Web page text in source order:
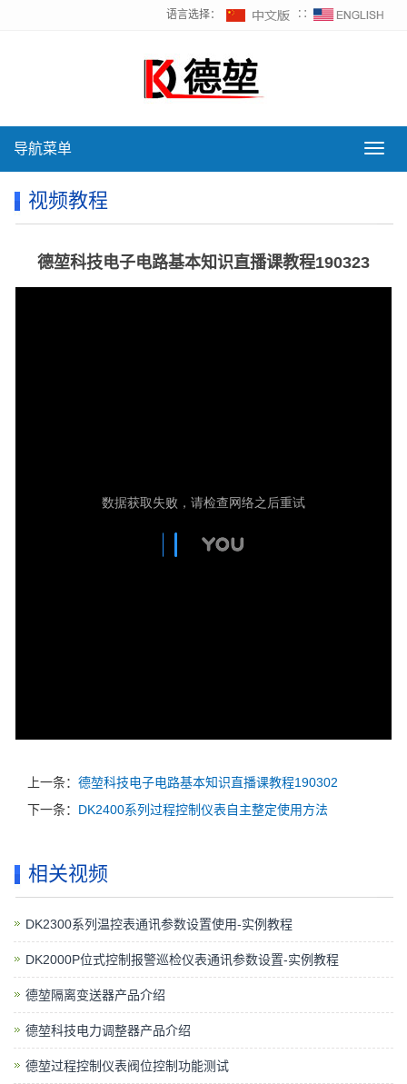
语言选择： ∷
导
导航菜单
视频教程
德堃科技电子电路基本知识直播课教程190323
上一条： 德堃科技电子电路基本知识直播课教程190302
下一条： DK2400系列过程控制仪表自主整定使用方法
相关视频
DK2300系列温控表通讯参数设置使用-实例教程
DK2000P位式控制报警巡检仪表通讯参数设置-实例教程
德堃隔离变送器产品介绍
德堃科技电力调整器产品介绍
德堃过程控制仪表阀位控制功能测试